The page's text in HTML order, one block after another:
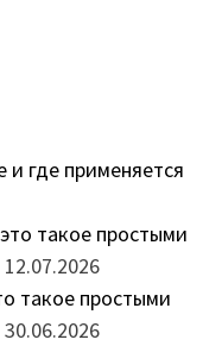
где применяется
такое простыми
12.07.2026
такое простыми
30.06.2026